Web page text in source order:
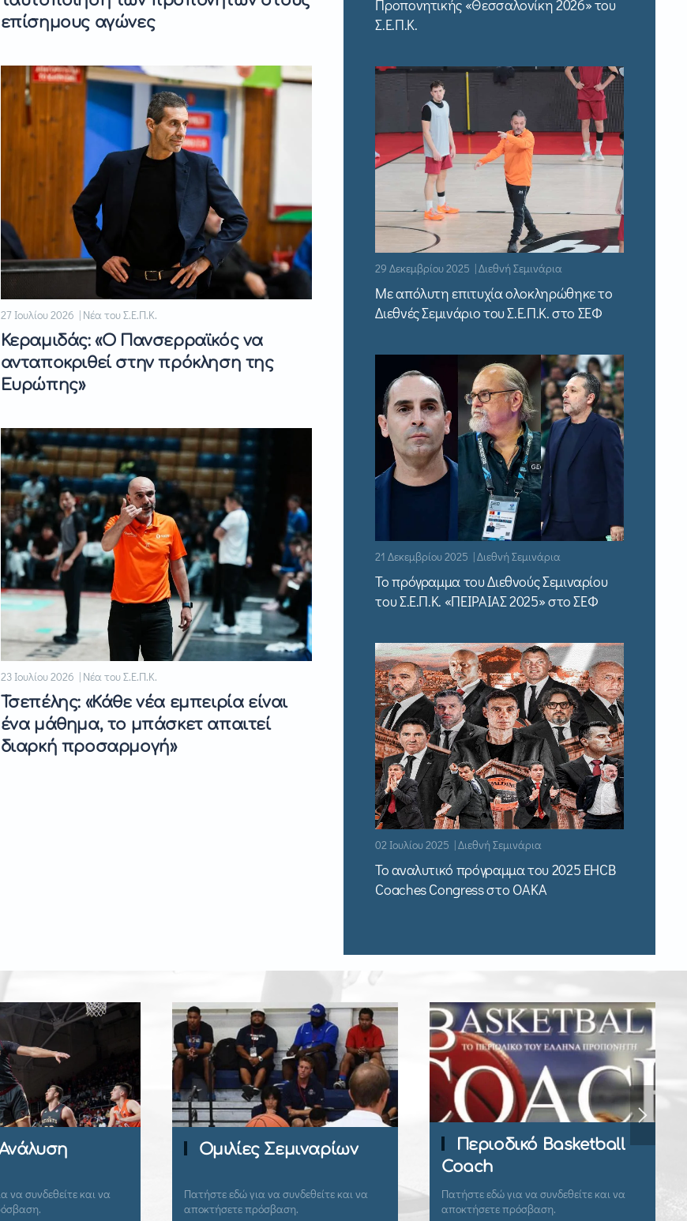
επίσημους αγώνες
27 Ιουλίου 2026 | Νέα του Σ.Ε.Π.Κ.
Κεραμιδάς: «Ο Πανσερραϊκός να
ανταποκριθεί στην πρόκληση της
Ευρώπης»
23 Ιουλίου 2026 | Νέα του Σ.Ε.Π.Κ.
Τσεπέλης: «Κάθε νέα εμπειρία είναι
ένα μάθημα, το μπάσκετ απαιτεί
διαρκή προσαρμογή»
Προπονητικής «Θεσσαλονίκη 2026» του
Σ.Ε.Π.Κ.
29 Δεκεμβρίου 2025 | Διεθνή Σεμινάρια
Με απόλυτη επιτυχία ολοκληρώθηκε το
Διεθνές Σεμινάριο του Σ.Ε.Π.Κ. στο ΣΕΦ
21 Δεκεμβρίου 2025 | Διεθνή Σεμινάρια
Το πρόγραμμα του Διεθνούς Σεμιναρίου
του Σ.Ε.Π.Κ. «ΠΕΙΡΑΙΑΣ 2025» στο ΣΕΦ
02 Ιουλίου 2025 | Διεθνή Σεμινάρια
Το αναλυτικό πρόγραμμα του 2025 EHCB
Coaches Congress στο ΟΑΚΑ
Εγγραφή Μέλους
Εγγραφείτε εδώ για να
πρόσβαση.
Ομιλίες Σεμιναρίων
Πατήστε εδώ για να συνδεθείτε και να
αποκτήσετε πρόσβαση.
Περιοδικό Basketball
Πατήστε εδώ για να συνδεθείτε και να
αποκτήσετε πρόσβαση.